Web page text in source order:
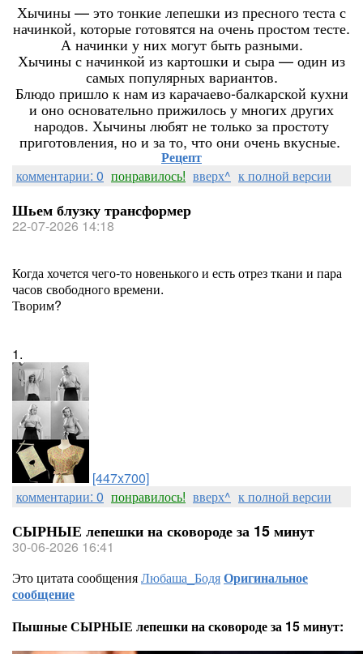
Хычины — это тонкие лепешки из пресного теста с
начинкой, которые готовятся на очень простом тесте.
А начинки у них могут быть разными.
Хычины с начинкой из картошки и сыра — один из
самых популярных вариантов.
Блюдо пришло к нам из карачаево-балкарской кухни
и оно основательно прижилось у многих других
народов. Хычины любят не только за простоту
приготовления, но и за то, что они очень вкусные.
Рецепт
комментарии: 0 понравилось! вверх^ к полной версии
Шьем блузку трансформер
22-07-2026 14:18
Когда хочется чего-то новенького и есть отрез ткани и пара
часов свободного времени.
Творим?
1.
[447x700]
комментарии: 0 понравилось! вверх^ к полной версии
СЫРНЫЕ лепешки на сковороде за 15 минут
30-06-2026 16:41
Это цитата сообщенияЛюбаша_БодяОригинальное
сообщение
Пышные СЫРНЫЕ лепешки на сковороде за 15 минут: